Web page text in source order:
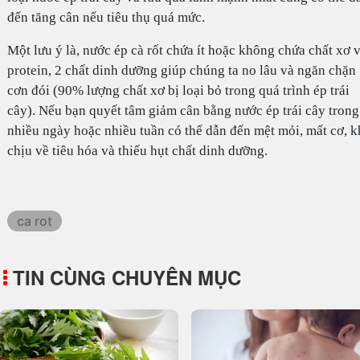
đến tăng cân nếu tiêu thụ quá mức.
Một lưu ý là, nước ép cà rốt chứa ít hoặc không chứa chất xơ
protein, 2 chất dinh dưỡng giúp chúng ta no lâu và ngăn chặn
cơn đói (90% lượng chất xơ bị loại bỏ trong quá trình ép trái
cây). Nếu bạn quyết tâm giảm cân bằng nước ép trái cây trong
nhiều ngày hoặc nhiều tuần có thể dẫn đến mệt mỏi, mất cơ,
chịu về tiêu hóa và thiếu hụt chất dinh dưỡng.
ca rot
TIN CÙNG CHUYÊN MỤC